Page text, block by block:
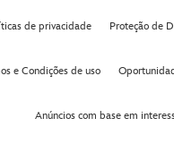
de privacidade Proteção de
e Condições de uso
Anúncios com base em